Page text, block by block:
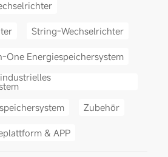
String-Wechselrichter
One Energiespeichersystem
Zubehör
& APP